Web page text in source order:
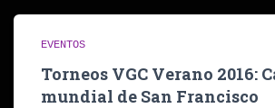
EVENTOS
Torneos VGC Verano 2016:
mundial de San Francisco